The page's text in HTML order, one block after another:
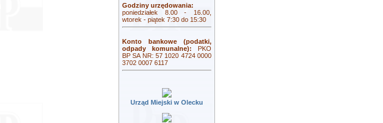
Godziny urzędowania:
poniedziałek 8.00 - 16.00,
wtorek - piątek 7:30 do 15:30
Konto bankowe (podatki,
odpady komunalne): PKO
BP SA NR: 57 1020 4724 0000
3702 0007 6117
Urząd Miejski w Olecku